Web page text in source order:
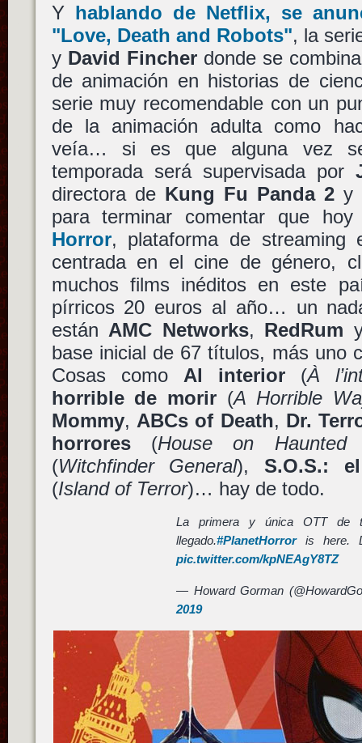
Y hablando de Netflix, se
"Love, Death and Robots", la
y David Fincherdonde se
de animación en historias de
serie muy recomendable con un
de la animación adulta como
veía… si es que alguna vez
temporada será supervisada por
directora de Kung Fu Panda 2 y
para terminar comentar que
Horror, plataforma de streaming
centrada en el cine de género,
muchos films inéditos en este
pírricos 20 euros al año… un
están AMC Networks, RedRum
base inicial de 67 títulos, más uno
Cosas como Al interior(À
horrible de morir (A Horrible
Mommy, ABCs of Death, Dr.
horrores(House on Haunted
(Witchfinder General),S.O.S.:
(Island of Terror)… hay de todo.
La primera y única OTT de
llegado.#PlanetHorroris here.
pic.twitter.com/kpNEAgY8TZ
— Howard Gorman
2019